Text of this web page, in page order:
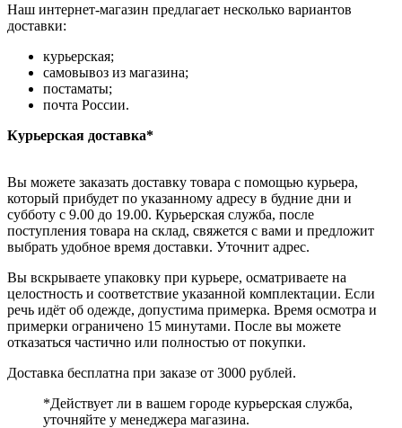
Наш интернет-магазин предлагает несколько вариантов
доставки:
курьерская;
самовывоз из магазина;
постаматы;
почта России.
Курьерская доставка*
Вы можете заказать доставку товара с помощью курьера,
который прибудет по указанному адресу в будние дни и
субботу с 9.00 до 19.00. Курьерская служба, после
поступления товара на склад, свяжется с вами и предложит
выбрать удобное время доставки. Уточнит адрес.
Вы вскрываете упаковку при курьере, осматриваете на
целостность и соответствие указанной комплектации. Если
речь идёт об одежде, допустима примерка. Время осмотра и
примерки ограничено 15 минутами. После вы можете
отказаться частично или полностью от покупки.
Доставка бесплатна при заказе от 3000 рублей.
*Действует ли в вашем городе курьерская служба,
уточняйте у менеджера магазина.